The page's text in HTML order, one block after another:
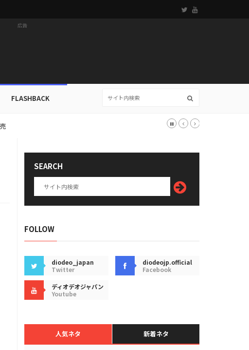
広告
FLASHBACK
SEARCH
FOLLOW
diodeo_japan
Twitter
diodeojp.official
Facebook
ディオデオジャパン
Youtube
人気ネタ 新着ネタ